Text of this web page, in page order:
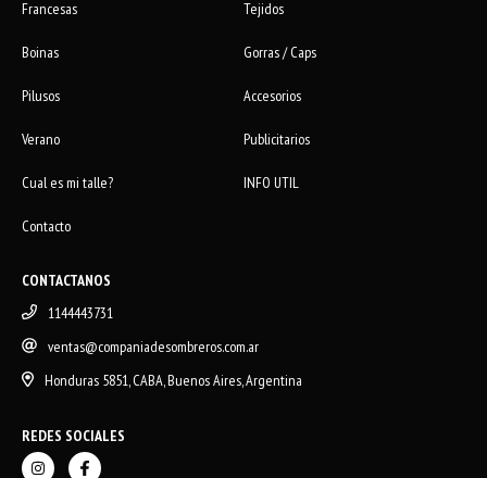
Francesas Tejidos
Boinas Gorras / Caps
Pilusos Accesorios
Verano Publicitarios
Cual es mi talle? INFO UTIL
Contacto
CONTACTANOS
1144443731
ventas@companiadesombreros.com.ar
Honduras 5851, CABA, Buenos Aires, Argentina
REDES SOCIALES